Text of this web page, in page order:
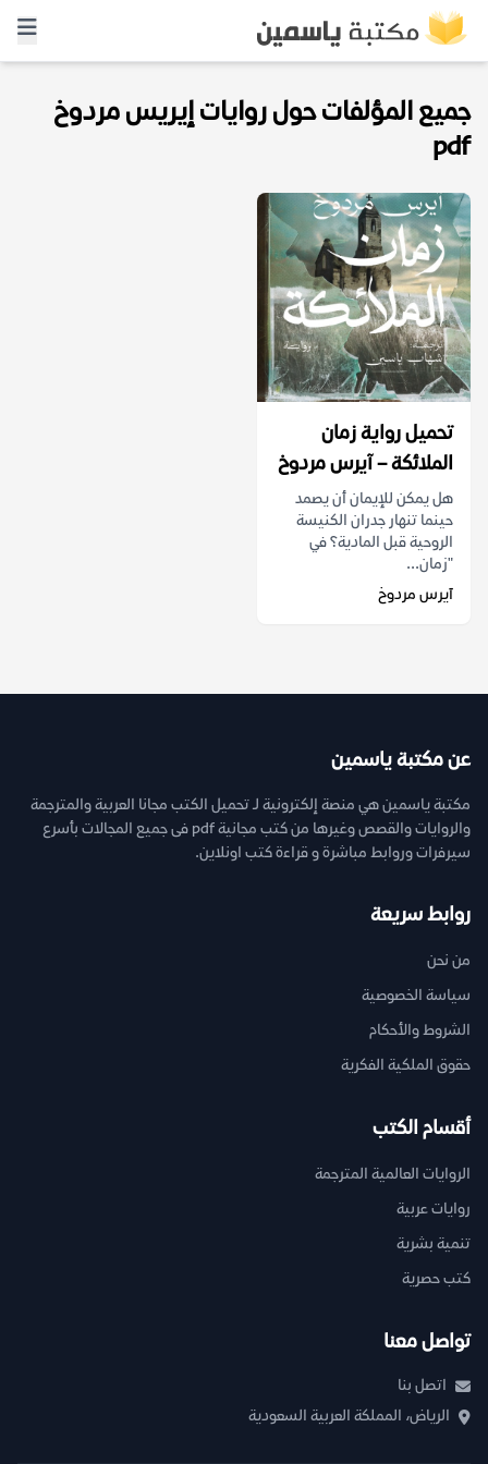
جميع المؤلفات حول روايات إيريس مردوخ
pdf
تحميل رواية زمان
الملائكة – آيرس مردوخ
هل يمكن للإيمان أن يصمد
حينما تنهار جدران الكنيسة
الروحية قبل المادية؟ في
"زمان...
آيرس مردوخ
عن مكتبة ياسمين
مكتبة ياسمين هي منصة إلكترونية لـ تحميل الكتب مجانا العربية والمترجمة
والروايات والقصص وغيرها من كتب مجانية pdf فى جميع المجالات بأسرع
سيرفرات وروابط مباشرة و قراءة كتب اونلاين.
روابط سريعة
من نحن
سياسة الخصوصية
الشروط والأحكام
حقوق الملكية الفكرية
أقسام الكتب
الروايات العالمية المترجمة
روايات عربية
تنمية بشرية
كتب حصرية
تواصل معنا
اتصل بنا
الرياض، المملكة العربية السعودية